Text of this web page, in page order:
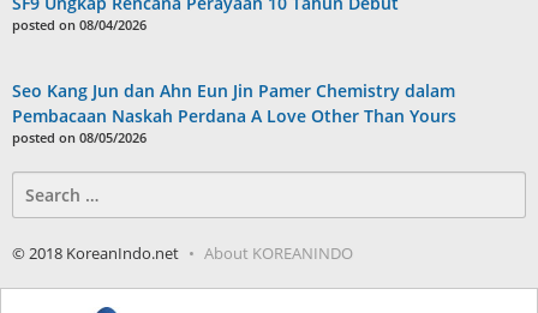
posted on 08/04/2026
Seo Kang Jun dan Ahn Eun Jin Pamer Chemistry dalam
Pembacaan Naskah Perdana A Love Other Than Yours
posted on 08/05/2026
for:
© 2018 KoreanIndo.net About KOREANINDO